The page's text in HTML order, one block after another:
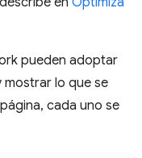
pueden adoptar
lo que se
cada uno se